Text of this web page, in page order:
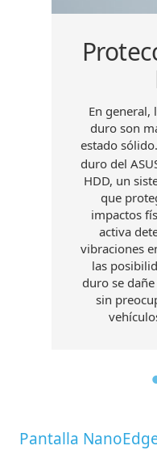
En general,
duro son
estado
duro del
HDD, un
que
impactos
activa
vibraciones
las
duro se
sin
Pantalla